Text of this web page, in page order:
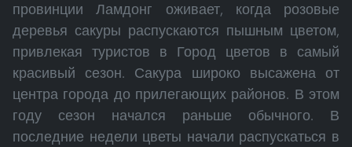
провинции Ламдонг оживает, когда розовые
деревья сакуры распускаются пышным цветом,
привлекая туристов в Город цветов в самый
красивый сезон. Сакура широко высажена от
центра города до прилегающих районов. В этом
году сезон начался раньше обычного. В
последние недели цветы начали распускаться в